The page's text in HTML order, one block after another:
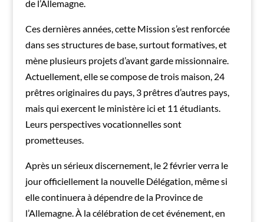
de l’Allemagne.
Ces dernières années, cette Mission s’est renforcée
dans ses structures de base, surtout formatives, et
mène plusieurs projets d’avant garde missionnaire.
Actuellement, elle se compose de trois maison, 24
prêtres originaires du pays, 3 prêtres d’autres pays,
mais qui exercent le ministère ici et 11 étudiants.
Leurs perspectives vocationnelles sont
prometteuses.
Après un sérieux discernement, le 2 février verra le
jour officiellement la nouvelle Délégation, même si
elle continuera à dépendre de la Province de
l’Allemagne. À la célébration de cet événement, en